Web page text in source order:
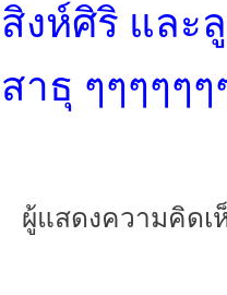
สิงห์ศิริ และ
สาธุ ๆๆๆๆๆๆ
ผู้แสดงความคิดเ